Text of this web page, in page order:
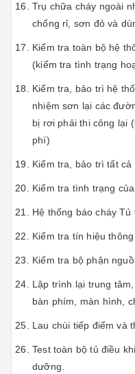
Trụ chữa cháy ngoài
chống rỉ, sơn đỏ và
Kiểm tra toàn bộ hệ
(kiểm tra tình trạng
Kiểm tra, bảo trì hệ
nhiệm sơn lại các
bị rơi phải thi công lại
phí)
Kiểm tra, bảo trì tất
Kiểm tra tình trạng
Hệ thống báo cháy Tủ
Kiểm tra tín hiệu
Kiếm tra bộ phận
Lập trình lại trung
bàn phím, màn hình,
Lau chùi tiếp điểm và
Test toàn bộ tủ điều
dưỡng.